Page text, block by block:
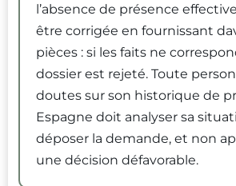
l’absence de présence
être corrigée en fournissant
pièces : si les faits ne
dossier est rejeté. Toute
doutes sur son historique de
Espagne doit analyser sa
déposer la demande, et non
une décision défavorable.